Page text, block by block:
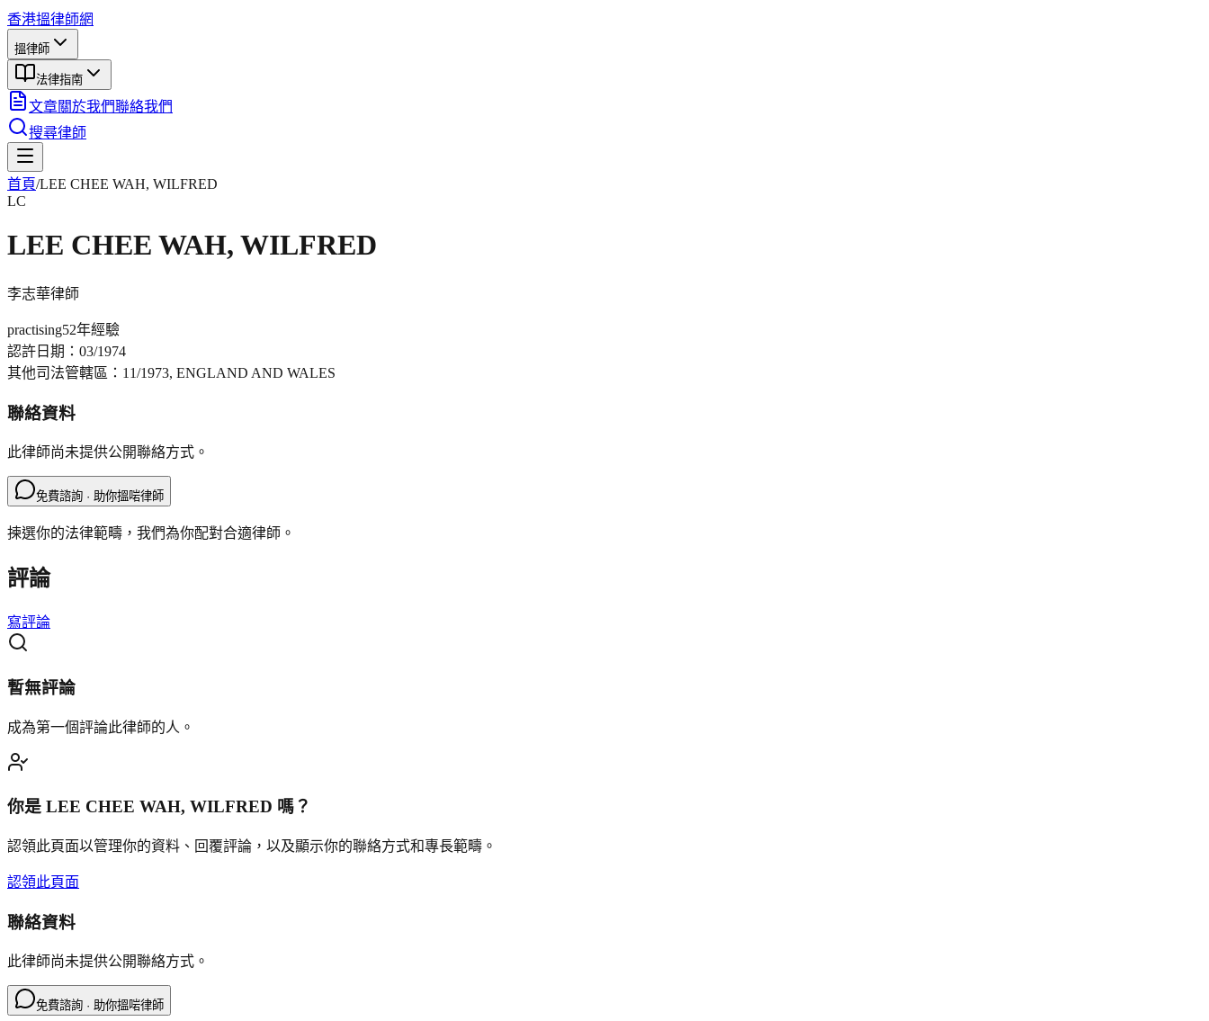
香港搵律師網
搵律師
法律指南
文章關於我們聯絡我們
搜尋律師
首頁/LEE CHEE WAH, WILFRED
LC
LEE CHEE WAH, WILFRED
李志華律師
practising52年經驗
認許日期： 03/1974
其他司法管轄區： 11/1973, ENGLAND AND WALES
聯絡資料
此律師尚未提供公開聯絡方式。
免費諮詢 · 助你搵啱律師
揀選你的法律範疇，我們為你配對合適律師。
評論
寫評論
暫無評論
成為第一個評論此律師的人。
你是 LEE CHEE WAH, WILFRED 嗎？
認領此頁面以管理你的資料、回覆評論，以及顯示你的聯絡方式和專長範疇。
認領此頁面
聯絡資料
此律師尚未提供公開聯絡方式。
免費諮詢 · 助你搵啱律師